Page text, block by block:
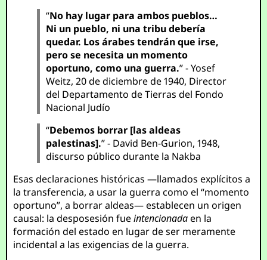
“No hay lugar para ambos pueblos…
Ni un pueblo, ni una tribu debería
quedar. Los árabes tendrán que irse,
pero se necesita un momento
oportuno, como una guerra.” - Yosef
Weitz, 20 de diciembre de 1940, Director
del Departamento de Tierras del Fondo
Nacional Judío
“Debemos borrar [las aldeas
palestinas].” - David Ben-Gurion, 1948,
discurso público durante la Nakba
Esas declaraciones históricas —llamados explícitos a
la transferencia, a usar la guerra como el “momento
oportuno”, a borrar aldeas— establecen un origen
causal: la desposesión fueintencionadaen la
formación del estado en lugar de ser meramente
incidental a las exigencias de la guerra.